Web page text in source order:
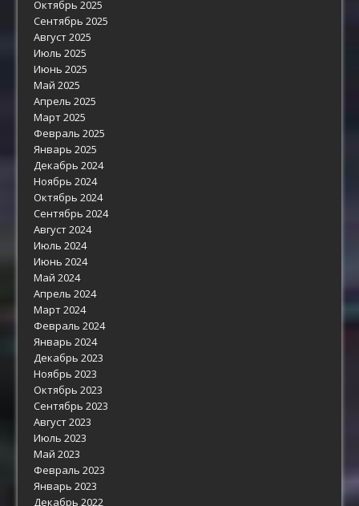
Октябрь 2025
Сентябрь 2025
Август 2025
Июль 2025
Июнь 2025
Май 2025
Апрель 2025
Март 2025
Февраль 2025
Январь 2025
Декабрь 2024
Ноябрь 2024
Октябрь 2024
Сентябрь 2024
Август 2024
Июль 2024
Июнь 2024
Май 2024
Апрель 2024
Март 2024
Февраль 2024
Январь 2024
Декабрь 2023
Ноябрь 2023
Октябрь 2023
Сентябрь 2023
Август 2023
Июль 2023
Май 2023
Февраль 2023
Январь 2023
Декабрь 2022